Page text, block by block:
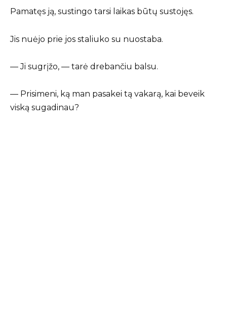
Pamatęs ją, sustingo tarsi laikas būtų sustojęs.
Jis nuėjo prie jos staliuko su nuostaba.
— Ji sugrįžo, — tarė drebančiu balsu.
— Prisimeni, ką man pasakei tą vakarą, kai beveik
viską sugadinau?